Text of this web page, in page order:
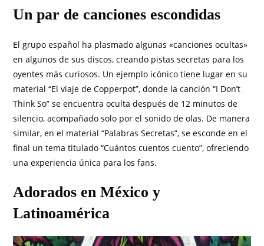
Un par de canciones escondidas
El grupo español ha plasmado algunas «canciones ocultas»
en algunos de sus discos, creando pistas secretas para los
oyentes más curiosos. Un ejemplo icónico tiene lugar en su
material “El viaje de Copperpot”, donde la canción “I Don’t
Think So” se encuentra oculta después de 12 minutos de
silencio, acompañado solo por el sonido de olas. De manera
similar, en el material “Palabras Secretas”, se esconde en el
final un tema titulado “Cuántos cuentos cuento”, ofreciendo
una experiencia única para los fans.
Adorados en México y
Latinoamérica